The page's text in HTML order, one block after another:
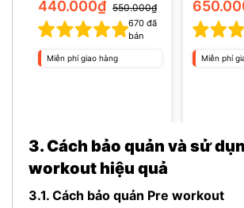
440.000₫ 550.000₫
670đã
bán
Miễn phí giao hàng Miễn phí
3. Cách bảo quản và sử
workout hiệu quả
3.1. Cách bảo quản Pre workout